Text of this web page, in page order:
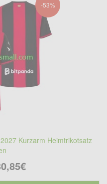
-53%
Kurzarm Heimtrikotsatz